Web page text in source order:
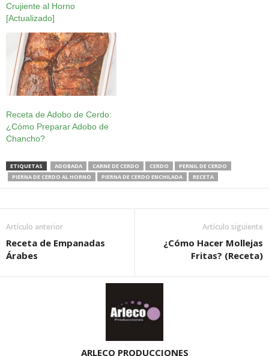
Crujiente al Horno
[Actualizado]
Receta de Adobo de Cerdo:
¿Cómo Preparar Adobo de
Chancho?
ETIQUETAS ADOBADA CARNE DE CERDO CERDO
PERNIL DE CERDO
PIERNA DE CERDO AL HORNO
PIERNA DE CERDO ENCHILADA RECETA
Artículo anterior
Receta de Empanadas
Árabes
Artículo siguiente
¿Cómo Hacer Mollejas
Fritas? (Receta)
ARLECO PRODUCCIONES